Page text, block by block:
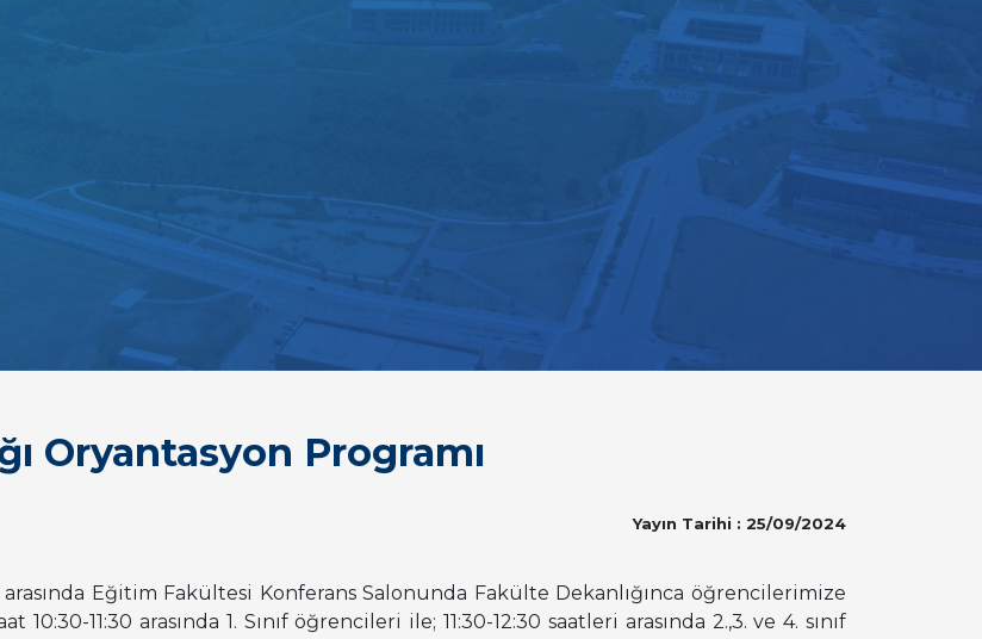
Oryantasyon Programı
Yayın Tarihi : 25/09/2024
Eğitim Fakültesi Konferans Salonunda Fakülte Dekanlığınca öğrencilerimize
11:30 arasında 1. Sınıf öğrencileri ile; 11:30-12:30 saatleri arasında 2.,3. ve 4. sınıf